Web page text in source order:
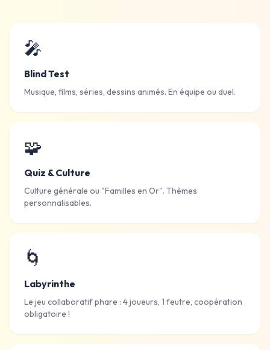
🎤
Blind Test
Musique, films, séries, dessins animés. En équipe ou duel.
🧩
Quiz & Culture
Culture générale ou "Familles en Or". Thèmes
personnalisables.
🌀
Labyrinthe
Le jeu collaboratif phare : 4 joueurs, 1 feutre, coopération
obligatoire !